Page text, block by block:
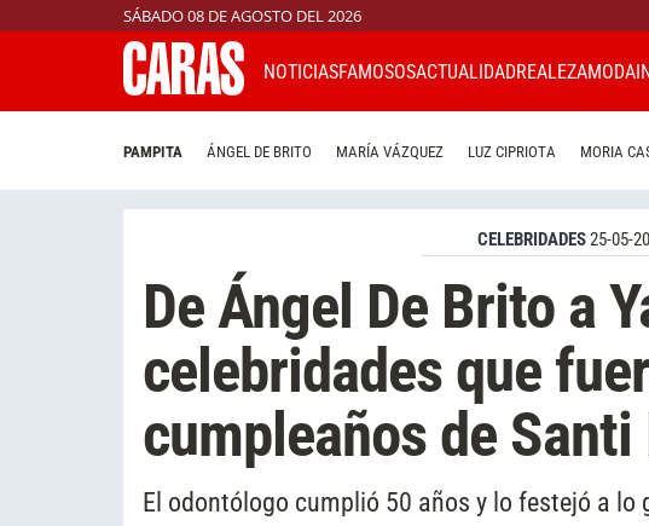
SÁBADO 08 DE AGOSTO DEL 2026
NOTICIASFAMOSOSACTUALIDADREALEZAMODA
PAMPITA ÁNGEL DE BRITO MARÍA VÁZQUEZ LUZ CIPRIOTA MORIA
CELEBRIDADES25-05-
De Ángel De Brito a
celebridades que
cumpleaños de
El odontólogo cumplió 50 años y lo festejó a lo